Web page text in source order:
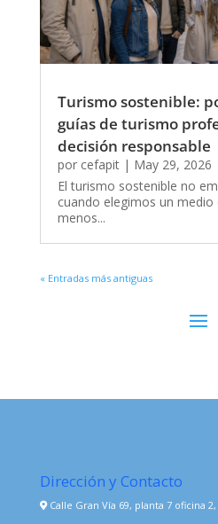
Turismo sostenible:
guías de turismo
decisión responsable
por cefapit| May 29, 2026
El turismo sostenible no
cuando elegimos un
menos...
« Entradas más antiguas
Dirección y Contacto
Calle Gran Vía 69, planta 7 oficina